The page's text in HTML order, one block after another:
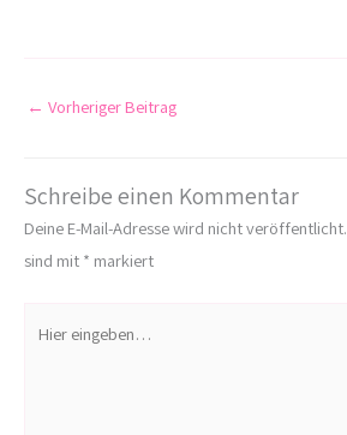
← Vorheriger Beitrag
Schreibe einen Kommentar
Deine E-Mail-Adresse wird nicht veröffentlicht.
sind mit * markiert
eingeben…